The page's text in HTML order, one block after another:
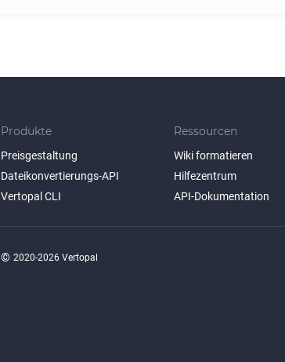
Produkte
Preisgestaltung
Dateikonvertierungs-API
Vertopal CLI
Ressourcen
Wiki formatieren
Hilfezentrum
API-Dokumentation
© 2020-2026 Vertopal